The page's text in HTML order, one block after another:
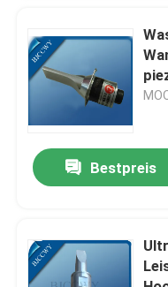
Treten Sie mit uns
Fordern Sie ein Zitat
Reinigung
Multi Frequenz-
Bestpreis